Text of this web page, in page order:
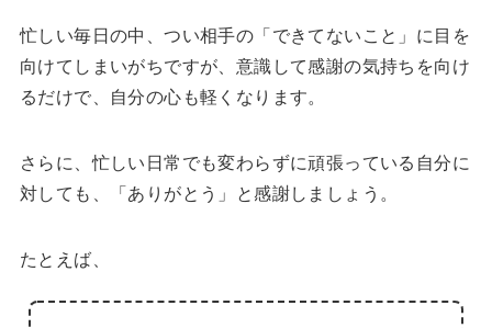
忙しい毎日の中、つい相手の「できてないこと」に目を
向けてしまいがちですが、意識して感謝の気持ちを向け
るだけで、自分の心も軽くなります。
さらに、忙しい日常でも変わらずに頑張っている自分に
対しても、「ありがとう」と感謝しましょう。
たとえば、